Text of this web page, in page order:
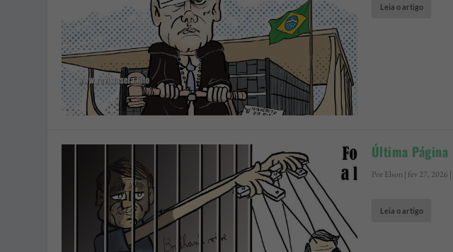
Leia o artigo
Última Página
PorElson| fev 27, 2026 |
Leia o artigo